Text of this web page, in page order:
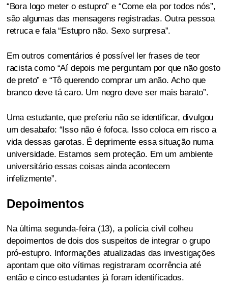
“Bora logo meter o estupro” e “Come ela por todos nós”,
são algumas das mensagens registradas. Outra pessoa
retruca e fala “Estupro não. Sexo surpresa”.
Em outros comentários é possível ler frases de teor
racista como “Aí depois me perguntam por que não gosto
de preto” e “Tô querendo comprar um anão. Acho que
branco deve tá caro. Um negro deve ser mais barato”.
Uma estudante, que preferiu não se identificar, divulgou
um desabafo: “Isso não é fofoca. Isso coloca em risco a
vida dessas garotas. É deprimente essa situação numa
universidade. Estamos sem proteção. Em um ambiente
universitário essas coisas ainda acontecem
infelizmente”.
Depoimentos
Na última segunda-feira (13), a polícia civil colheu
depoimentos de dois dos suspeitos de integrar o grupo
pró-estupro. Informações atualizadas das investigações
apontam que oito vítimas registraram ocorrência até
então e cinco estudantes já foram identificados.